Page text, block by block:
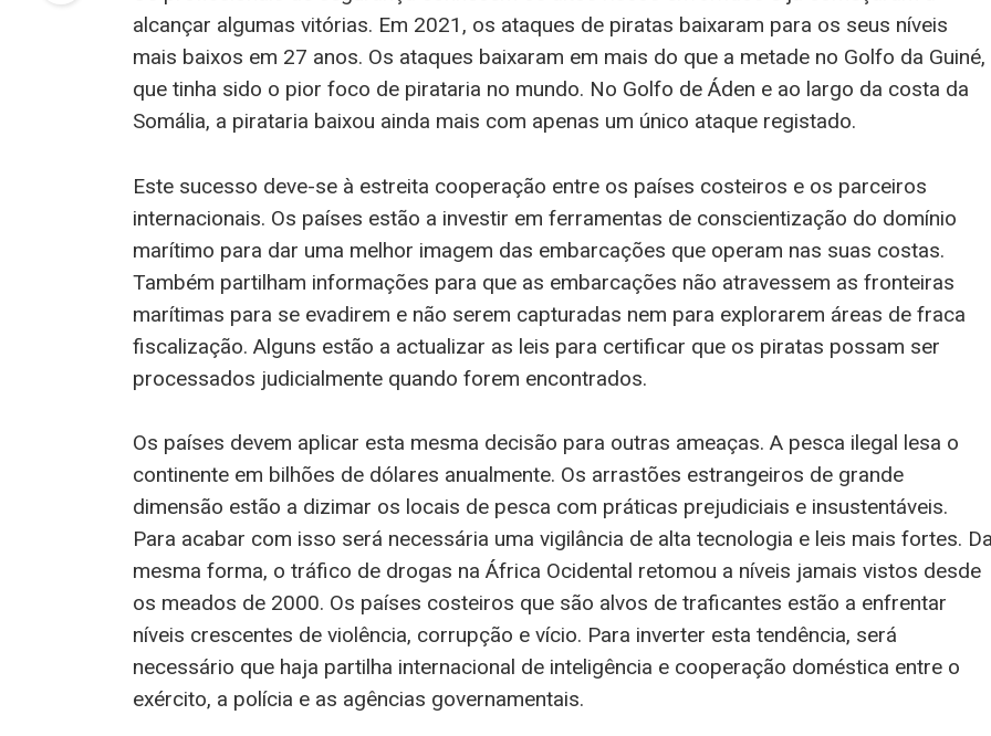
alcançar algumas vitórias. Em 2021, os ataques de piratas baixaram para os seus níveis
mais baixos em 27 anos. Os ataques baixaram em mais do que a metade no Golfo da Guiné,
que tinha sido o pior foco de pirataria no mundo. No Golfo de Áden e ao largo da costa da
Somália, a pirataria baixou ainda mais com apenas um único ataque registado.
Este sucesso deve-se à estreita cooperação entre os países costeiros e os parceiros
internacionais. Os países estão a investir em ferramentas de conscientização do domínio
marítimo para dar uma melhor imagem das embarcações que operam nas suas costas.
Também partilham informações para que as embarcações não atravessem as fronteiras
marítimas para se evadirem e não serem capturadas nem para explorarem áreas de fraca
fiscalização. Alguns estão a actualizar as leis para certificar que os piratas possam ser
processados judicialmente quando forem encontrados.
Os países devem aplicar esta mesma decisão para outras ameaças. A pesca ilegal lesa o
continente em bilhões de dólares anualmente. Os arrastões estrangeiros de grande
dimensão estão a dizimar os locais de pesca com práticas prejudiciais e insustentáveis.
Para acabar com isso será necessária uma vigilância de alta tecnologia e leis mais fortes.
mesma forma, o tráfico de drogas na África Ocidental retomou a níveis jamais vistos desde
os meados de 2000. Os países costeiros que são alvos de traficantes estão a enfrentar
níveis crescentes de violência, corrupção e vício. Para inverter esta tendência, será
necessário que haja partilha internacional de inteligência e cooperação doméstica entre o
exército, a polícia e as agências governamentais.